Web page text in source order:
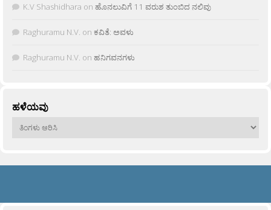
K.V Shashidhara on ಹೊನಲುವಿಗೆ 11 ವರುಶ ತುಂಬಿದ ನಲಿವು
Raghuramu N.V. on ಕವಿತೆ: ಅವಳು
Raghuramu N.V. on ಹನಿಗವನಗಳು
ಹಳೆಯವು
ಹಳೆಯವು